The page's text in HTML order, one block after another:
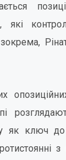
які
зокрема,
як ключ